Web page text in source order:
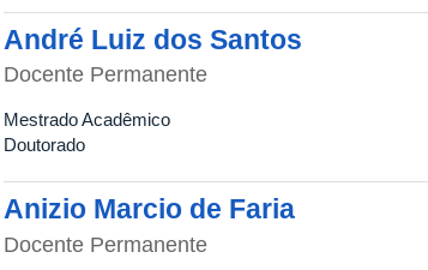
André Luiz dos Santos
Docente Permanente
Mestrado Acadêmico
Doutorado
Anizio Marcio de Faria
Docente Permanente